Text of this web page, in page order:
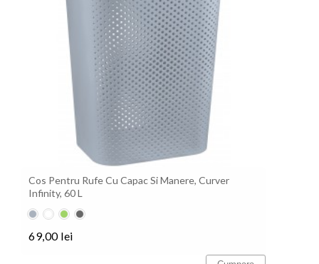
Cos Pentru Rufe Cu Capac Si Manere, Curver
Infinity, 60 L
Gri AlbVerdeAntracit
69,00 lei